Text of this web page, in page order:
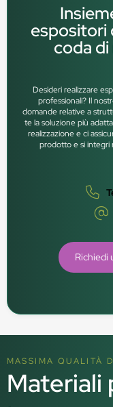
espositori
coda
Desideri realizzare
professionali? Il
domande relative a
te la soluzione più
realizzazione e ci
prodotto e si integri
Richiedi
MASSIMA QUALITÀ
Materiali